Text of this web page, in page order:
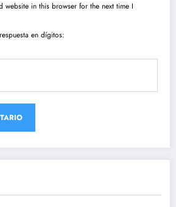
website in this browser for the next time I
en dígitos: